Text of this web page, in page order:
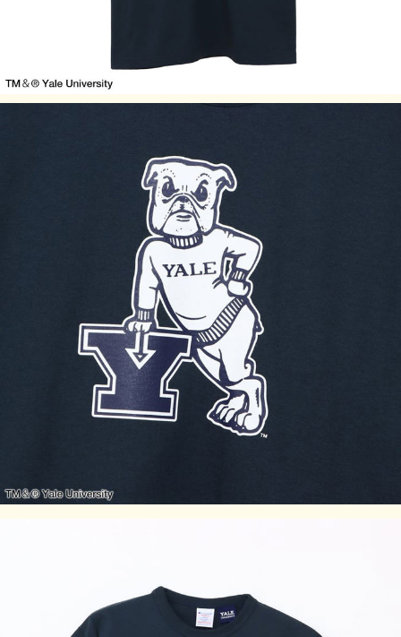
・身長の目安は日本規格(ＪＩＳ規格)によるものです。
・実際のサイズと若干の誤差が生じる場合がございます。
・洗濯により若干の縮みがございます。